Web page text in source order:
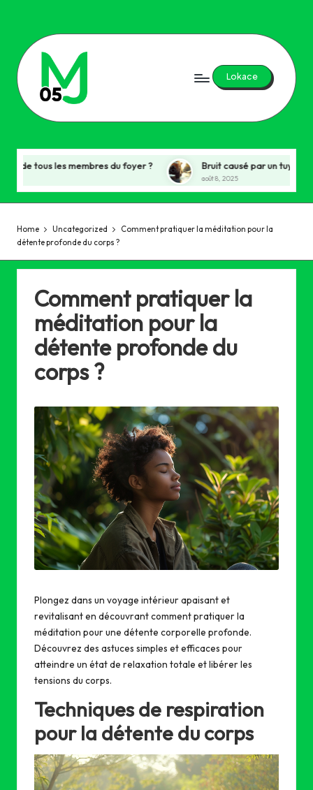
content
M
5
Lokace
membres du foyer ? Bruit causé par un tuyau
août 8, 2025
Home Uncategorized
Comment pratiquer la méditation pour la
détente profonde du corps ?
Comment pratiquer la
méditation pour la
détente profonde du
corps ?
Plongez dans un voyage intérieur apaisant et
revitalisant en découvrant comment pratiquer la
méditation pour une détente corporelle profonde.
Découvrez des astuces simples et efficaces pour
atteindre un état de relaxation totale et libérer les
tensions du corps.
Techniques de respiration
pour la détente du corps